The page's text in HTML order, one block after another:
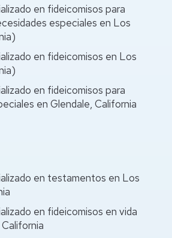
en fideicomisos para
especiales en Los
en fideicomisos en Los
en fideicomisos para
en Glendale, California
en testamentos en Los
en fideicomisos en vida